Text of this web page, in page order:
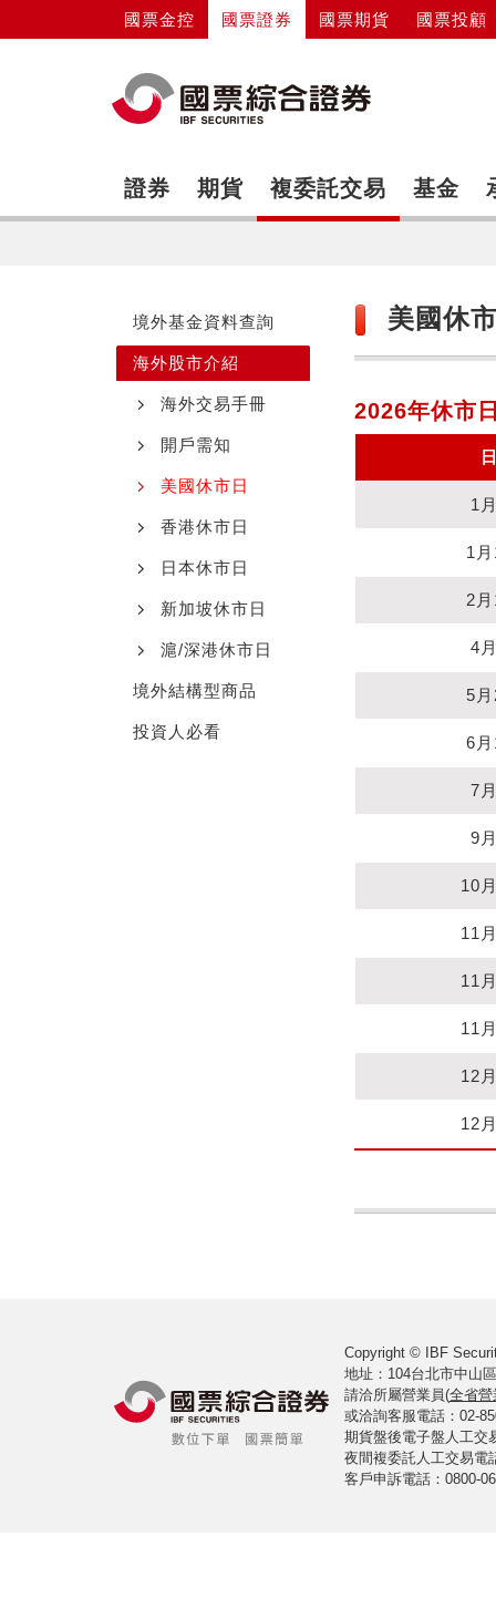
國票金控 國票證券 國票期貨 國票投顧
證券 期貨 複委託交易 基金
境外基金資料查詢
海外股市介紹
海外交易手冊
開戶需知
美國休市日
香港休市日
日本休市日
新加坡休市日
滬/深港休市日
境外結構型商品
投資人必看
美國休
2026年休市
1
1
2
4
5
6
7
9
10
11
11
11
12
12
Copyright © IBF
地址：104台北市中山
請洽所屬營業員(全省營
或洽詢客服電話：02-
期貨盤後電子盤人工交
夜間複委託人工交易電
客戶申訴電話：0800-